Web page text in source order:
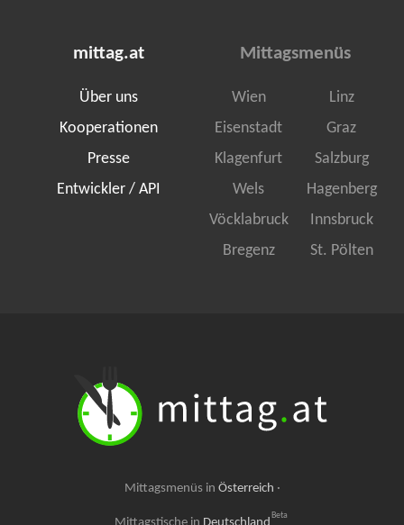
mittag.at
Über uns
Kooperationen
Presse
Entwickler / API
Mittagsmenüs
Wien
Linz
Eisenstadt
Graz
Klagenfurt
Salzburg
Wels
Hagenberg
Vöcklabruck
Innsbruck
Bregenz
St. Pölten
Mittagsmenüs in Österreich ·
Beta